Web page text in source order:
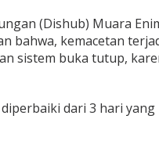
(Dishub) Muara
bahwa, kemacetan
sistem buka tutup,
dari 3 hari